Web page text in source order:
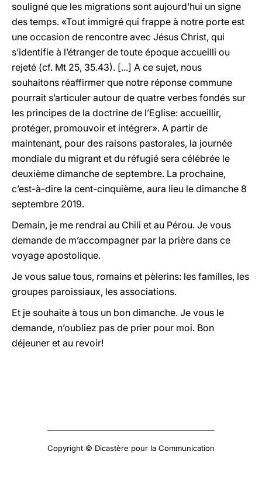
souligné que les migrations sont aujourd’hui un signe
des temps. «Tout immigré qui frappe à notre porte est
une occasion de rencontre avec Jésus Christ, qui
s’identifie à l’étranger de toute époque accueilli ou
rejeté (cf. Mt 25, 35.43). [...] A ce sujet, nous
souhaitons réaffirmer que notre réponse commune
pourrait s’articuler autour de quatre verbes fondés sur
les principes de la doctrine de l’Eglise: accueillir,
protéger, promouvoir et intégrer». A partir de
maintenant, pour des raisons pastorales, la journée
mondiale du migrant et du réfugié sera célébrée le
deuxième dimanche de septembre. La prochaine,
c’est-à-dire la cent-cinquième, aura lieu le dimanche 8
septembre 2019.
Demain, je me rendrai au Chili et au Pérou. Je vous
demande de m’accompagner par la prière dans ce
voyage apostolique.
Je vous salue tous, romains et pèlerins: les familles, les
groupes paroissiaux, les associations.
Et je souhaite à tous un bon dimanche. Je vous le
demande, n’oubliez pas de prier pour moi. Bon
déjeuner et au revoir!
Copyright © Dicastère pour la Communication